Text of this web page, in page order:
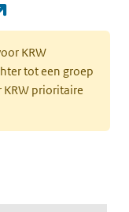
KRW
tot een groep
KRW prioritaire